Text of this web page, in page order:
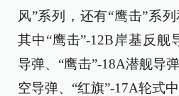
风”系列，还有“鹰击”系
其中“鹰击”-12B岸基反舰
导弹、“鹰击”-18A潜舰导
空导弹、“红旗”-17A轮式